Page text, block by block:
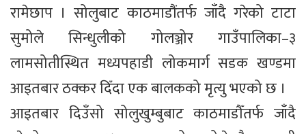
रामेछाप । सोलुबाट काठमाडौंतर्फ जाँदै गरेको टाटा
सुमोले सिन्धुलीको गोलञ्जोर गाउँपालिका–३
लामसोतीस्थित मध्यपहाडी लोकमार्ग सडक खण्डमा
आइतबार ठक्कर दिँदा एक बालकको मृत्यु भएको छ ।
आइतबार दिउँसो सोलुखुम्बुबाट काठमाडौँतर्फ जाँदै